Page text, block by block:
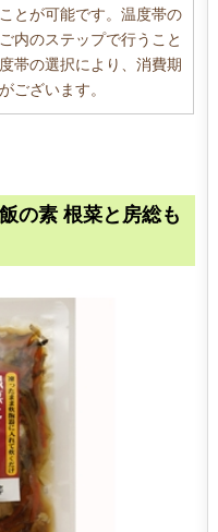
とが可能です。温度帯の
内のステップで行うこと
帯の選択により、消費期
ございます。
の素 根菜と房総も